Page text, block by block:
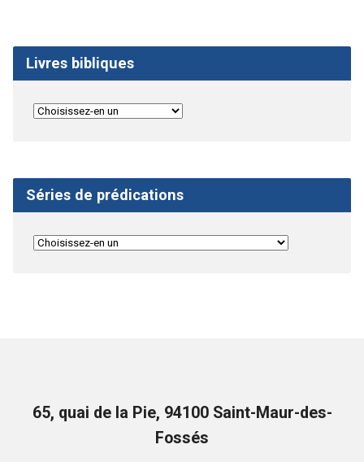
Livres bibliques
Séries de prédications
65, quai de la Pie, 94100 Saint-Maur-des-
Fossés